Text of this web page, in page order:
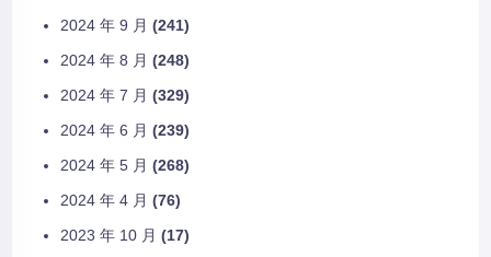
2024 年 9 月 (241)
2024 年 8 月 (248)
2024 年 7 月 (329)
2024 年 6 月 (239)
2024 年 5 月 (268)
2024 年 4 月 (76)
2023 年 10 月 (17)